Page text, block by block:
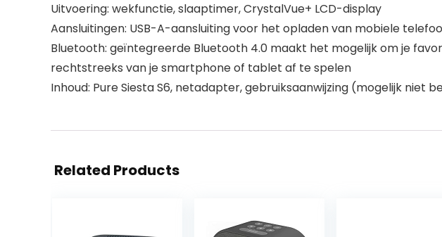
Uitvoering: wekfunctie, slaaptimer, CrystalVue+ LCD-display
Aansluitingen: USB-A-aansluiting voor het opladen van mobiele
Bluetooth: geïntegreerde Bluetooth 4.0 maakt het mogelijk om je
rechtstreeks van je smartphone of tablet af te spelen
Inhoud: Pure Siesta S6, netadapter, gebruiksaanwijzing (mogelijk niet
Related Products